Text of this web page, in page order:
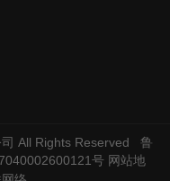
All Rights Reserved 鲁
号 网站地